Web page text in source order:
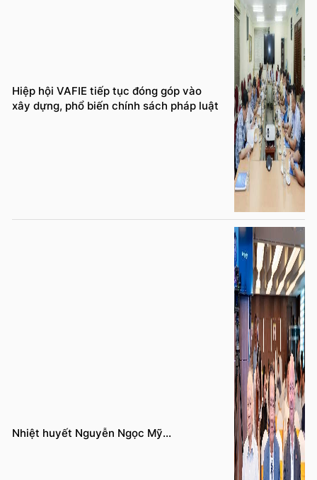
Hiệp hội VAFIE tiếp tục đóng góp vào
xây dựng, phổ biến chính sách pháp luật
Nhiệt huyết Nguyễn Ngọc Mỹ...